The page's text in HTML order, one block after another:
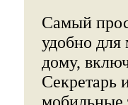
Самый
удобно
дому,
Секретарь
мобильные